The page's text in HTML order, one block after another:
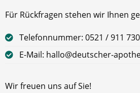
Für Rückfragen stehen wir Ihnen
Telefonnummer: 0521 / 911
E-Mail: hallo@deutscher-
Wir freuen uns auf Sie!